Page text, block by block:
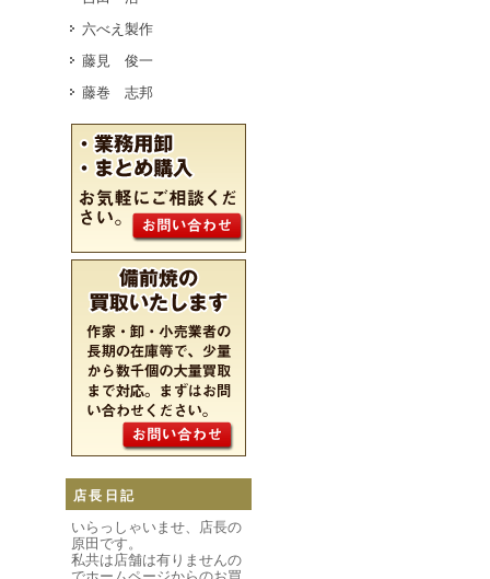
六べえ製作
藤見 俊一
藤巻 志邦
店長日記
いらっしゃいませ、店長の
原田です。
私共は店舗は有りませんの